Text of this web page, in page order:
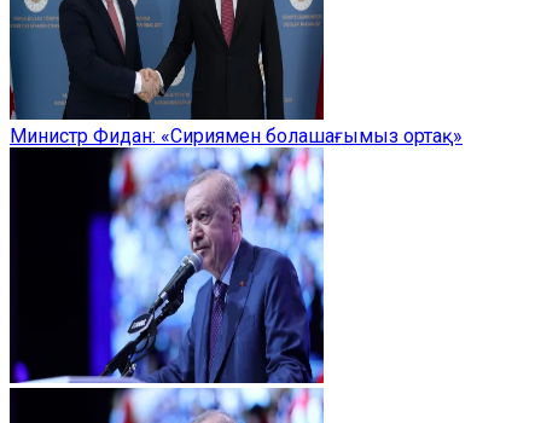
Министр Фидан: «Сириямен болашағымыз ортақ»